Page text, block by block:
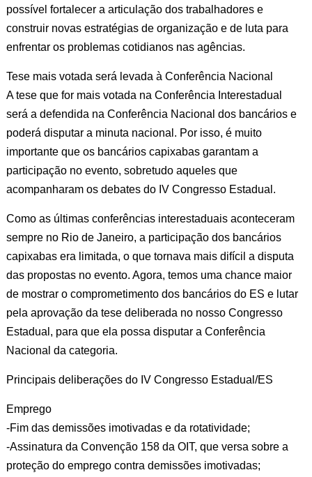
possível fortalecer a articulação dos trabalhadores e
construir novas estratégias de organização e de luta para
enfrentar os problemas cotidianos nas agências.
Tese mais votada será levada à Conferência Nacional
A tese que for mais votada na Conferência Interestadual
será a defendida na Conferência Nacional dos bancários e
poderá disputar a minuta nacional. Por isso, é muito
importante que os bancários capixabas garantam a
participação no evento, sobretudo aqueles que
acompanharam os debates do IV Congresso Estadual.
Como as últimas conferências interestaduais aconteceram
sempre no Rio de Janeiro, a participação dos bancários
capixabas era limitada, o que tornava mais difícil a disputa
das propostas no evento. Agora, temos uma chance maior
de mostrar o comprometimento dos bancários do ES e lutar
pela aprovação da tese deliberada no nosso Congresso
Estadual, para que ela possa disputar a Conferência
Nacional da categoria.
Principais deliberações do IV Congresso Estadual/ES
Emprego
-Fim das demissões imotivadas e da rotatividade;
-Assinatura da Convenção 158 da OIT, que versa sobre a
proteção do emprego contra demissões imotivadas;